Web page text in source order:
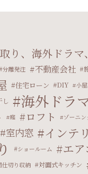
り、海外ドラ
分離発注 不動産会社
住宅ローン DIY 小
し 海外ドラ
庭 ロフト ゾーニ
室内窓 インテ
ショールーム エ
仕切り収納 対面式キッチン